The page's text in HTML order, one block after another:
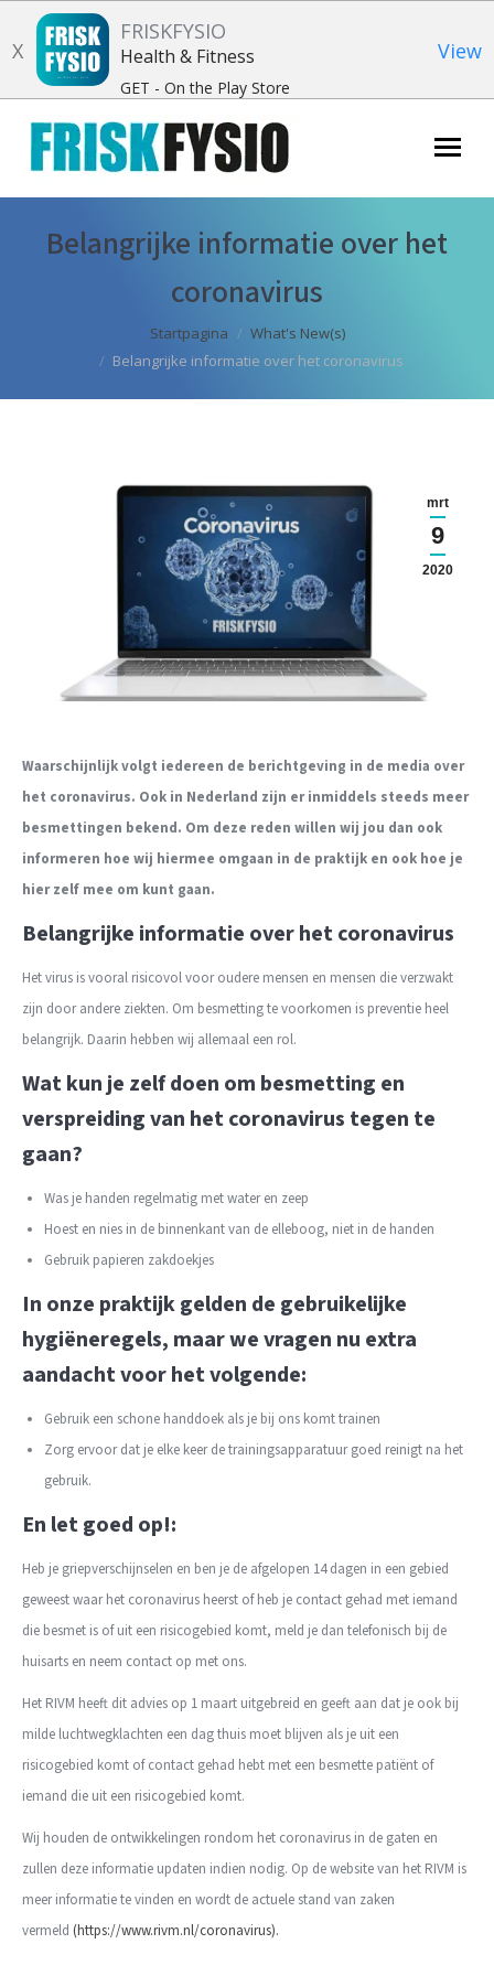
X
FRISKFYSIO
Health & Fitness
GET - On the Play Store
View
Belangrijke informatie over het
coronavirus
Startpagina
What's New(s)
Belangrijke informatie over het coronavirus
mrt
9
2020
Waarschijnlijk volgt iedereen de berichtgeving in de media over
het coronavirus. Ook in Nederland zijn er inmiddels steeds meer
besmettingen bekend. Om deze reden willen wij jou dan ook
informeren hoe wij hiermee omgaan in de praktijk en ook hoe je
hier zelf mee om kunt gaan.
Belangrijke informatie over het coronavirus
Het virus is vooral risicovol voor oudere mensen en mensen die verzwakt
zijn door andere ziekten. Om besmetting te voorkomen is preventie heel
belangrijk. Daarin hebben wij allemaal een rol.
Wat kun je zelf doen om besmetting en
verspreiding van het coronavirus tegen te
gaan?
Was je handen regelmatig met water en zeep
Hoest en nies in de binnenkant van de elleboog, niet in de handen
Gebruik papieren zakdoekjes
In onze praktijk gelden de gebruikelijke
hygiëneregels, maar we vragen nu extra
aandacht voor het volgende:
Gebruik een schone handdoek als je bij ons komt trainen
Zorg ervoor dat je elke keer de trainingsapparatuur goed reinigt na het
gebruik.
En let goed op!:
Heb je griepverschijnselen en ben je de afgelopen 14 dagen in een gebied
geweest waar het coronavirus heerst of heb je contact gehad met iemand
die besmet is of uit een risicogebied komt, meld je dan telefonisch bij de
huisarts en neem contact op met ons.
Het RIVM heeft dit advies op 1 maart uitgebreid en geeft aan dat je ook bij
milde luchtwegklachten een dag thuis moet blijven als je uit een
risicogebied komt of contact gehad hebt met een besmette patiënt of
iemand die uit een risicogebied komt.
Wij houden de ontwikkelingen rondom het coronavirus in de gaten en
zullen deze informatie updaten indien nodig. Op de website van het RIVM is
meer informatie te vinden en wordt de actuele stand van zaken
vermeld (https://www.rivm.nl/coronavirus).